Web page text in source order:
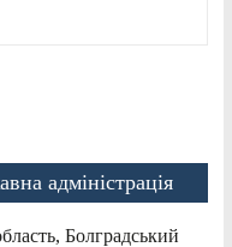
адміністрація
Болградський